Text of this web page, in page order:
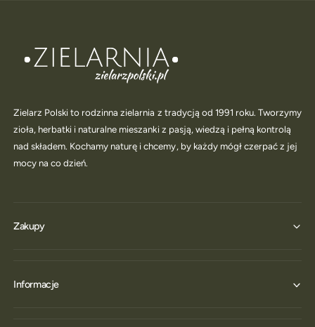
Zielarz Polski to rodzinna zielarnia z tradycją od 1991 roku. Tworzymy
zioła, herbatki i naturalne mieszanki z pasją, wiedzą i pełną kontrolą
nad składem. Kochamy naturę i chcemy, by każdy mógł czerpać z jej
mocy na co dzień.
Zakupy
Informacje